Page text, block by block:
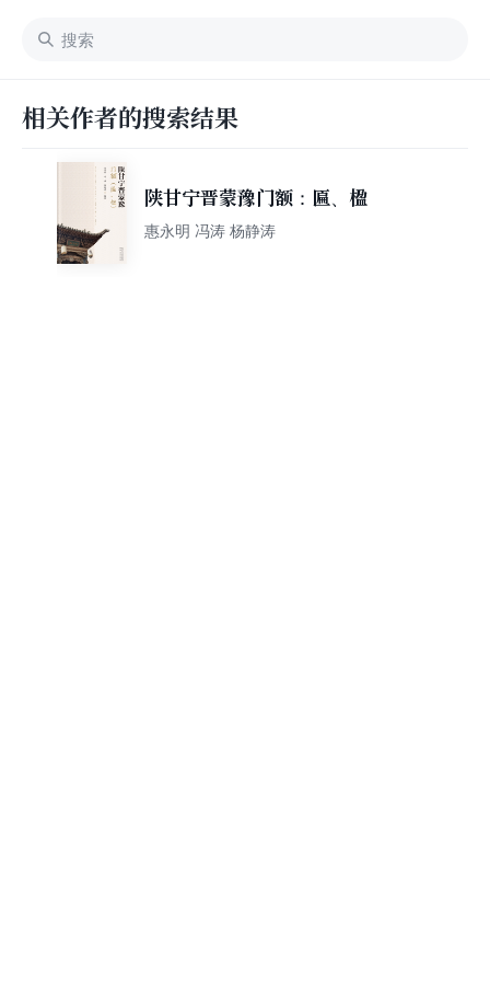
相关作者的搜索结果
陕甘宁晋蒙豫门额：匾、楹
惠永明 冯涛 杨静涛